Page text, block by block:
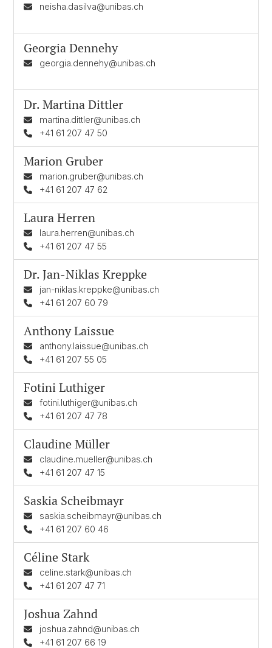
neisha.dasilva@unibas.ch
Georgia Dennehy
georgia.dennehy@unibas.ch
Dr.Martina Dittler
martina.dittler@unibas.ch
+41 61 207 47 50
Marion Gruber
marion.gruber@unibas.ch
+41 61 207 47 62
Laura Herren
laura.herren@unibas.ch
+41 61 207 47 55
Dr.Jan-Niklas Kreppke
jan-niklas.kreppke@unibas.ch
+41 61 207 60 79
Anthony Laissue
anthony.laissue@unibas.ch
+41 61 207 55 05
Fotini Luthiger
fotini.luthiger@unibas.ch
+41 61 207 47 78
Claudine Müller
claudine.mueller@unibas.ch
+41 61 207 47 15
Saskia Scheibmayr
saskia.scheibmayr@unibas.ch
+41 61 207 60 46
Céline Stark
celine.stark@unibas.ch
+41 61 207 47 71
Joshua Zahnd
joshua.zahnd@unibas.ch
+41 61 207 66 19